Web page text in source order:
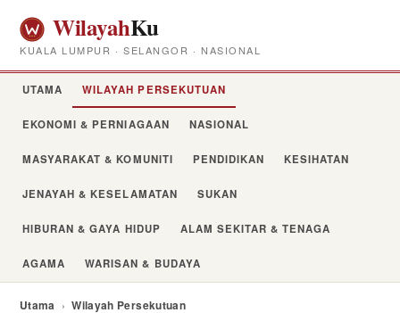
WilayahKu
KUALA LUMPUR · SELANGOR · NASIONAL
UTAMA WILAYAH PERSEKUTUAN
EKONOMI & PERNIAGAAN NASIONAL
MASYARAKAT & KOMUNITI PENDIDIKAN KESIHATAN
JENAYAH & KESELAMATAN SUKAN
HIBURAN & GAYA HIDUP ALAM SEKITAR & TENAGA
AGAMA WARISAN & BUDAYA
Utama › Wilayah Persekutuan